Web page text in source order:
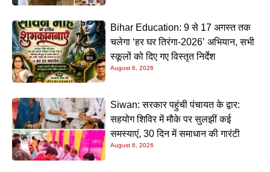
Bihar Education: 9 से 17 अगस्त तक
चलेगा ‘हर घर तिरंगा-2026’ अभियान, सभी
स्कूलों को दिए गए विस्तृत निर्देश
August 6, 2026
Siwan: सरकार पहुंची पंचायत के द्वार:
सहयोग शिविर में मौके पर सुलझीं कई
समस्याएं, 30 दिन में समाधान की गारंटी
August 6, 2026